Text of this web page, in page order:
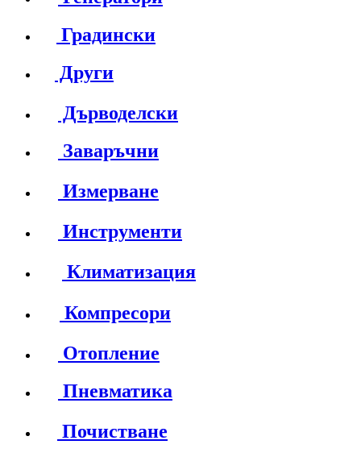
Градински
Други
Дърводелски
Заваръчни
Измерване
Инструменти
Климатизация
Компресори
Отопление
Пневматика
Почистване